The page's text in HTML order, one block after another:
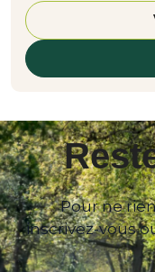
Pour ne
inscrivez-vous